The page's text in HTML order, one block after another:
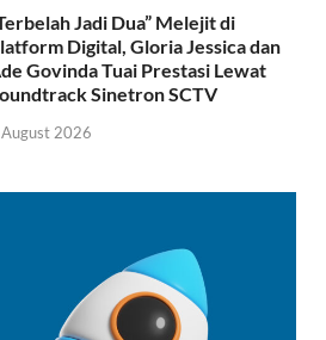
Jadi Dua” Melejit di
Digital, Gloria Jessica dan
Govinda Tuai Prestasi Lewat
Sinetron SCTV
2026